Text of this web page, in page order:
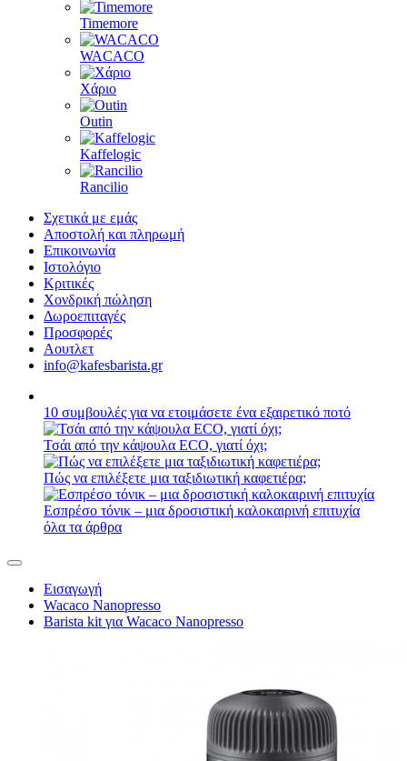
Timemore
WACACO
Χάριο
Outin
Kaffelogic
Rancilio
Σχετικά με εμάς
Αποστολή και πληρωμή
Επικοινωνία
Ιστολόγιο
Κριτικές
Χονδρική πώληση
Δωροεπιταγές
Προσφορές
Αουτλετ
info@kafesbarista.gr
10 συμβουλές για να ετοιμάσετε ένα εξαιρετικό ποτό
Τσάι από την κάψουλα ECO, γιατί όχι;
Πώς να επιλέξετε μια ταξιδιωτική καφετιέρα;
Εσπρέσο τόνικ – μια δροσιστική καλοκαιρινή επιτυχία
όλα τα άρθρα
Εισαγωγή
Wacaco Nanopresso
Barista kit για Wacaco Nanopresso